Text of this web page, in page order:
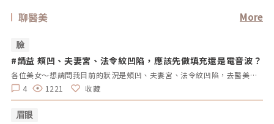
聊醫美 More
臉
#請益 頰凹、夫妻宮、法令紋凹陷，應該先做填充還是電音波？
各位美女～想請問我目前的狀況是頰凹、夫妻宮、法令紋凹陷，去醫美診所諮詢，他是建議我電音波也要做，但療程下來要20萬左右，目前最困擾的是法令紋>頰凹>夫妻宮是先填充完再打電波嗎？還是先打電波再填充呢～～Â
4
1221 收藏
眉眼